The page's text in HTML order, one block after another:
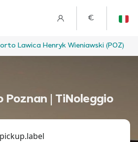
€
Lawica Henryk Wieniawski (POZ)
Poznan | TiNoleggio